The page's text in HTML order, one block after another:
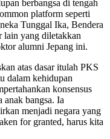
berbangsa di tengah
platform seperti
Tunggal Ika, Bendera
lain yang diletakkan
alumni Jepang ini.
atas dasar itulah PKS
dalam kehidupan
konsensus
anak bangsa. Ia
menjadi negara yang
for granted, harus kita